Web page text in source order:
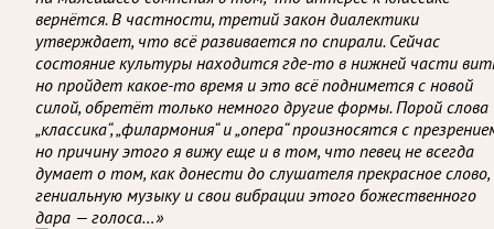
вернётся. В частности, третий закон диалектики
утверждает, что всё развивается по спирали. Сейчас
состояние культуры находится где-то в нижней части
но пройдет какое-то время и это всё поднимется с новой
силой, обретёт только немного другие формы. Порой слова
„классика“, „филармония“ и „опера“ произносятся с
но причину этого я вижу еще и в том, что певец не всегда
думает о том, как донести до слушателя прекрасное слово,
гениальную музыку и свои вибрации этого божественного
дара — голоса…»